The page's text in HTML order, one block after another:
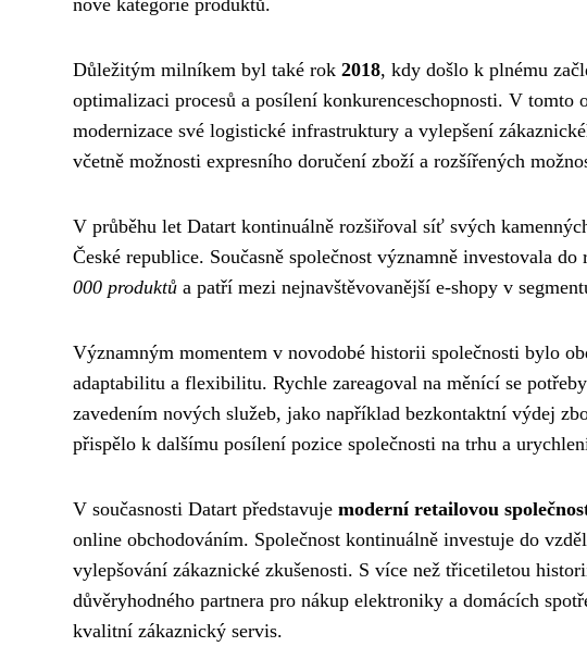
nové kategorie produktů.
Důležitým milníkem byl také rok 2018, kdy došlo k plnému
optimalizaci procesů a posílení konkurenceschopnosti. V tomto
modernizace své logistické infrastruktury a vylepšení
včetně možnosti expresního doručení zboží a rozšířených
V průběhu let Datart kontinuálně rozšiřoval síť svých
České republice. Současně společnost významně investovala
000 produktů a patří mezi nejnavštěvovanější e-shopy v
Významným momentem v novodobé historii společnosti bylo
adaptabilitu a flexibilitu. Rychle zareagoval na měnící se
zavedením nových služeb, jako například bezkontaktní výdej
přispělo k dalšímu posílení pozice společnosti na trhu a
V současnosti Datart představuje moderní retailovou
online obchodováním. Společnost kontinuálně investuje do
vylepšování zákaznické zkušenosti. S více než třicetiletou
důvěryhodného partnera pro nákup elektroniky a domácích
kvalitní zákaznický servis.